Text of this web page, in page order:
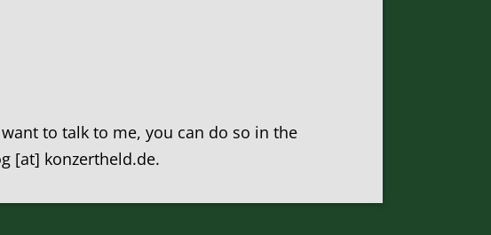
to talk to me, you can do so in the
[at] konzertheld.de.